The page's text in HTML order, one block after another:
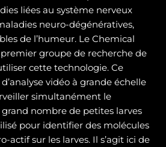
liées au système nerveux
neuro-dégénératives,
de l’humeur. Le Chemical
groupe de recherche de
cette technologie. Ce
vidéo à grande échelle
simultanément le
nombre de petites larves
pour identifier des molécules
actif sur les larves. Il s’agit ici de